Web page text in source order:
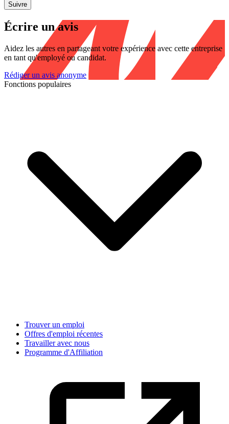
Suivre
Écrire un avis
Aidez les autres en partageant votre expérience avec cette entreprise
en tant qu'employé ou candidat.
Rédiger un avis anonyme
Fonctions populaires
Trouver un emploi
Offres d'emploi récentes
Travailler avec nous
Programme d'Affiliation